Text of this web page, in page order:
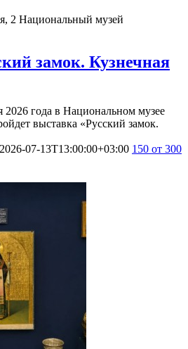
2 Национальный музей
замок. Кузнечная
2026 года в Национальном музее
выставка «Русский замок.
2026-07-13T13:00:00+03:00 150 от 300